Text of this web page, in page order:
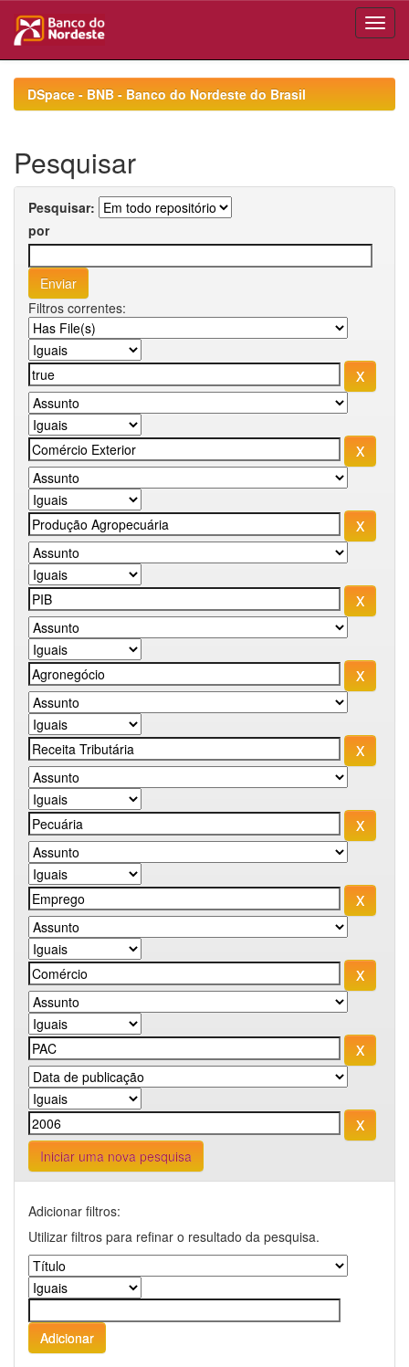
navigationDSpace - BNB - Banco do Nordeste do Brasil
Pesquisar
Pesquisar:
por
Filtros correntes:
Iniciar uma nova pesquisa
Adicionar filtros:
Utilizar filtros para refinar o resultado da pesquisa.